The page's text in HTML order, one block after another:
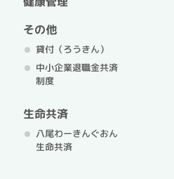
その他
貸付（ろうきん）
中小企業退職金共済
制度
生命共済
八尾わーきんぐおん
生命共済